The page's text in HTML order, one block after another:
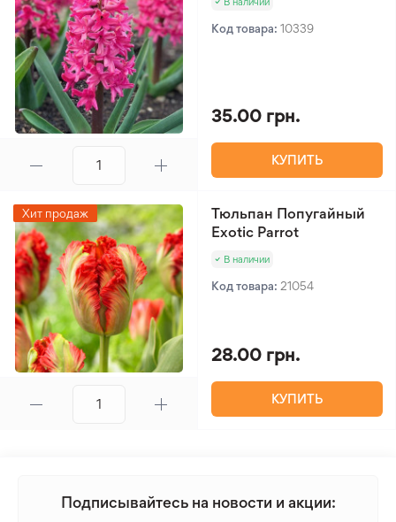
Код товара: 10339
35.00 грн.
КУПИТЬ
Хит продаж
Тюльпан Попугайный
Exotic Parrot
В наличии
Код товара: 21054
28.00 грн.
КУПИТЬ
Подписывайтесь на новости и акции: